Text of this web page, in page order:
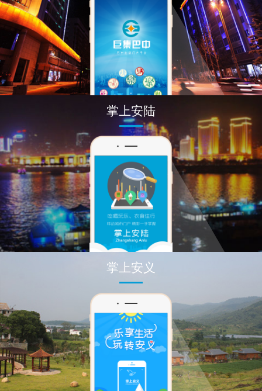
掌上安陆
掌上安义